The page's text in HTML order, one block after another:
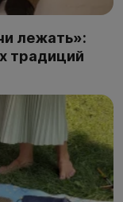
лежать»:
традиций